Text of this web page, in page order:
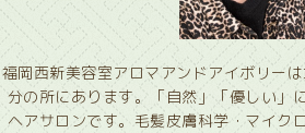
福岡西新美容室アロマアンドアイボリー
分の所にあります。「自然」「優しい」
ヘアサロンです。毛髪皮膚科学・マイク